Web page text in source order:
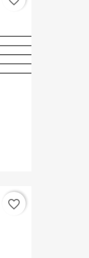
favorite_border